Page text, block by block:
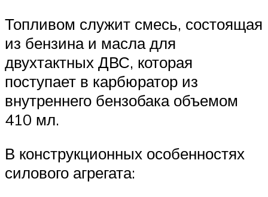
Топливом служит смесь, состоящая
из бензина и масла для
двухтактных ДВС, которая
поступает в карбюратор из
внутреннего бензобака объемом
410 мл.
В конструкционных особенностях
силового агрегата: